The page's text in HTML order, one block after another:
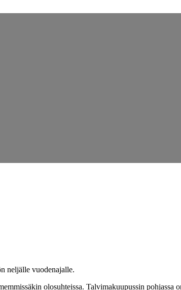
neljälle vuodenajalle.
olosuhteissa. Talvimakuupussin